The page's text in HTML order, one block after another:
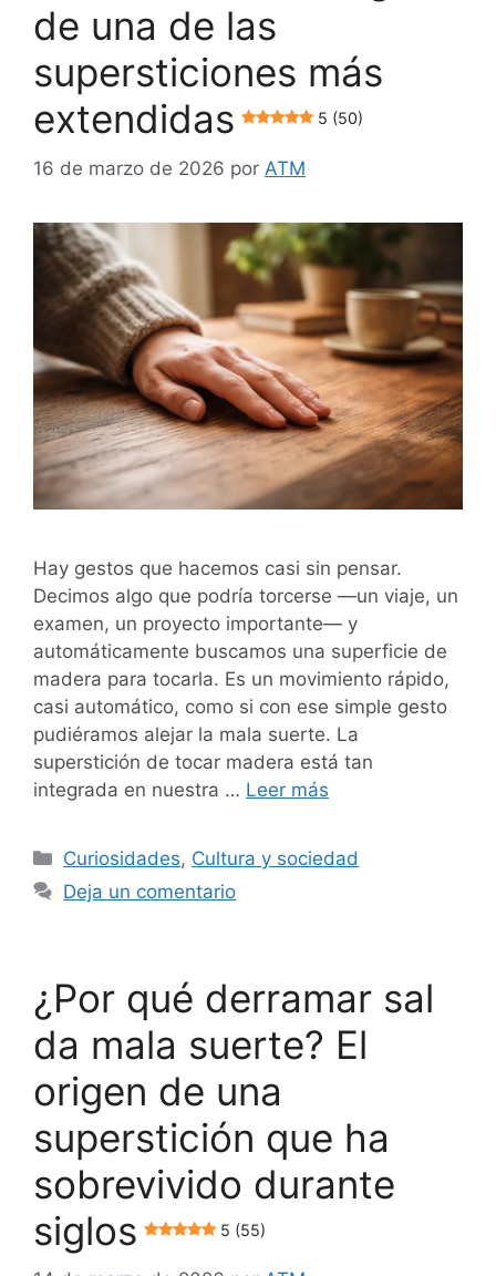
de una de las
supersticiones más
extendidas
5 (50)
16 de marzo de 2026 por ATM
Hay gestos que hacemos casi sin pensar.
Decimos algo que podría torcerse —un viaje, un
examen, un proyecto importante— y
automáticamente buscamos una superficie de
madera para tocarla. Es un movimiento rápido,
casi automático, como si con ese simple gesto
pudiéramos alejar la mala suerte. La
superstición de tocar madera está tan
integrada en nuestra … Leer más
Categorías
Curiosidades, Cultura y sociedad
Deja un comentario
¿Por qué derramar sal
da mala suerte? El
origen de una
superstición que ha
sobrevivido durante
siglos
5 (55)